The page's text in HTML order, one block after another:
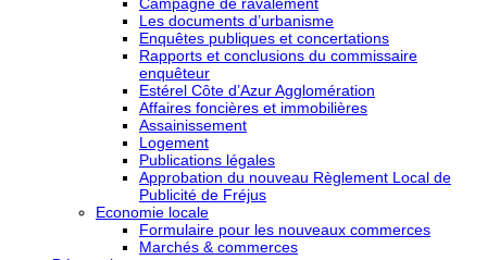
Les documents d’urbanisme
Enquêtes publiques et concertations
Rapports et conclusions du commissaire
enquêteur
Estérel Côte d’Azur Agglomération
Affaires foncières et immobilières
Assainissement
Logement
Publications légales
Approbation du nouveau Règlement Local de
Publicité de Fréjus
Economie locale
Formulaire pour les nouveaux commerces
Marchés & commerces